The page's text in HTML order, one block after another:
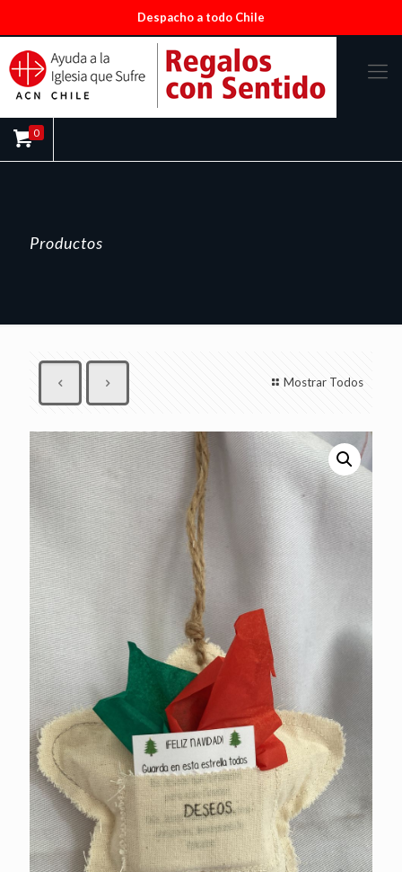
Despacho a todo Chile
0
Productos
Mostrar Todos